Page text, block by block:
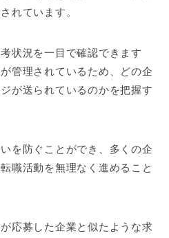
れています。
状況を一目で確認できます
管理されているため、どの企
が送られているのかを把握す
を防ぐことができ、多くの企
職活動を無理なく進めること
応募した企業と似たような求